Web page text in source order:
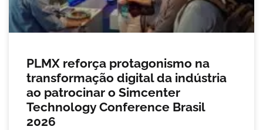
PLMX reforça protagonismo na
transformação digital da indústria
ao patrocinar o Simcenter
Technology Conference Brasil
2026